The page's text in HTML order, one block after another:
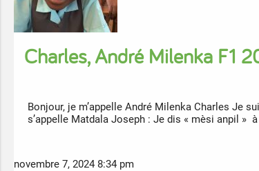
Charles, André Milenka F1
Bonjour, je m’appelle André Milenka Charles Je
s’appelle Matdala Joseph : Je dis « mèsi anpil »
novembre 7, 2024 8:34 pm